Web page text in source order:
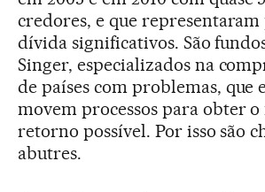
credores, e que representaram
dívida significativos. São
Singer, especializados na
de países com problemas, que
movem processos para obter
retorno possível. Por isso são
abutres.